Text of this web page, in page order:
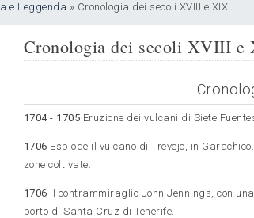
e Leggenda » Cronologia dei secoli XVIII e XIX
Cronologia dei secoli XVIII e
1704 - 1705 Eruzione dei vulcani di Siete
1706 Esplode il vulcano di Trevejo , in
zone coltivate.
1706 Il contrammiraglio John Jennings, con
porto di Santa Cruz di Tenerife.